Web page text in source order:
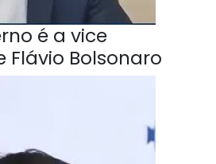
é a vice
Flávio Bolsonaro